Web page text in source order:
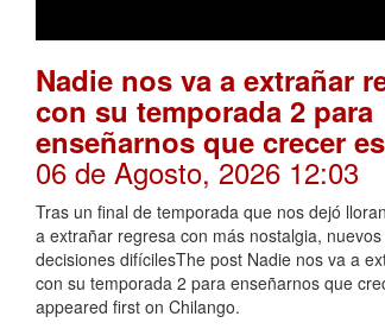
Nadie nos va a extrañar
con su temporada 2 para
enseñarnos que crecer
06 de Agosto, 2026 12:03
Tras un final de temporada que nos dejó
a extrañar regresa con más nostalgia,
decisiones difícilesThe post Nadie nos va a
con su temporada 2 para enseñarnos que
appeared first on Chilango.